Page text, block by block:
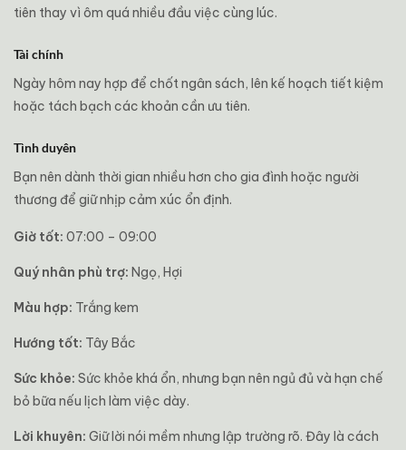
tiên thay vì ôm quá nhiều đầu việc cùng lúc.
Tài chính
Ngày hôm nay hợp để chốt ngân sách, lên kế hoạch tiết kiệm
hoặc tách bạch các khoản cần ưu tiên.
Tình duyên
Bạn nên dành thời gian nhiều hơn cho gia đình hoặc người
thương để giữ nhịp cảm xúc ổn định.
Giờ tốt: 07:00 – 09:00
Quý nhân phù trợ: Ngọ, Hợi
Màu hợp: Trắng kem
Hướng tốt: Tây Bắc
Sức khỏe: Sức khỏe khá ổn, nhưng bạn nên ngủ đủ và hạn chế
bỏ bữa nếu lịch làm việc dày.
Lời khuyên: Giữ lời nói mềm nhưng lập trường rõ. Đây là cách